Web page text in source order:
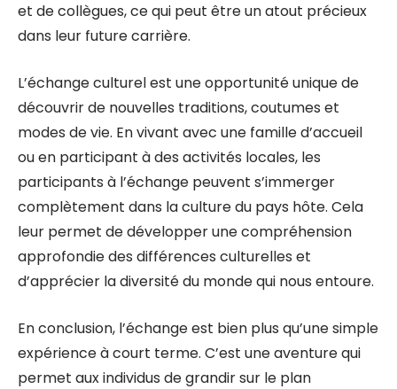
et de collègues, ce qui peut être un atout précieux
dans leur future carrière.
L’échange culturel est une opportunité unique de
découvrir de nouvelles traditions, coutumes et
modes de vie. En vivant avec une famille d’accueil
ou en participant à des activités locales, les
participants à l’échange peuvent s’immerger
complètement dans la culture du pays hôte. Cela
leur permet de développer une compréhension
approfondie des différences culturelles et
d’apprécier la diversité du monde qui nous entoure.
En conclusion, l’échange est bien plus qu’une simple
expérience à court terme. C’est une aventure qui
permet aux individus de grandir sur le plan